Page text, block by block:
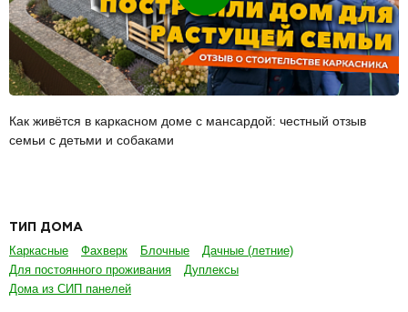
Как живётся в каркасном доме с мансардой: честный отзыв
семьи с детьми и собаками
ТИП ДОМА
Каркасные Фахверк Блочные
Дачные (летние)
Для постоянного проживания
Дуплексы
Дома из СИП панелей